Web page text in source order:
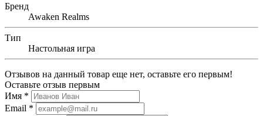
Бренд
Awaken Realms
Тип
Настольная игра
Отзывов на данный товар еще нет, оставьте его первым!
Оставьте отзыв первым
Имя *
Email *